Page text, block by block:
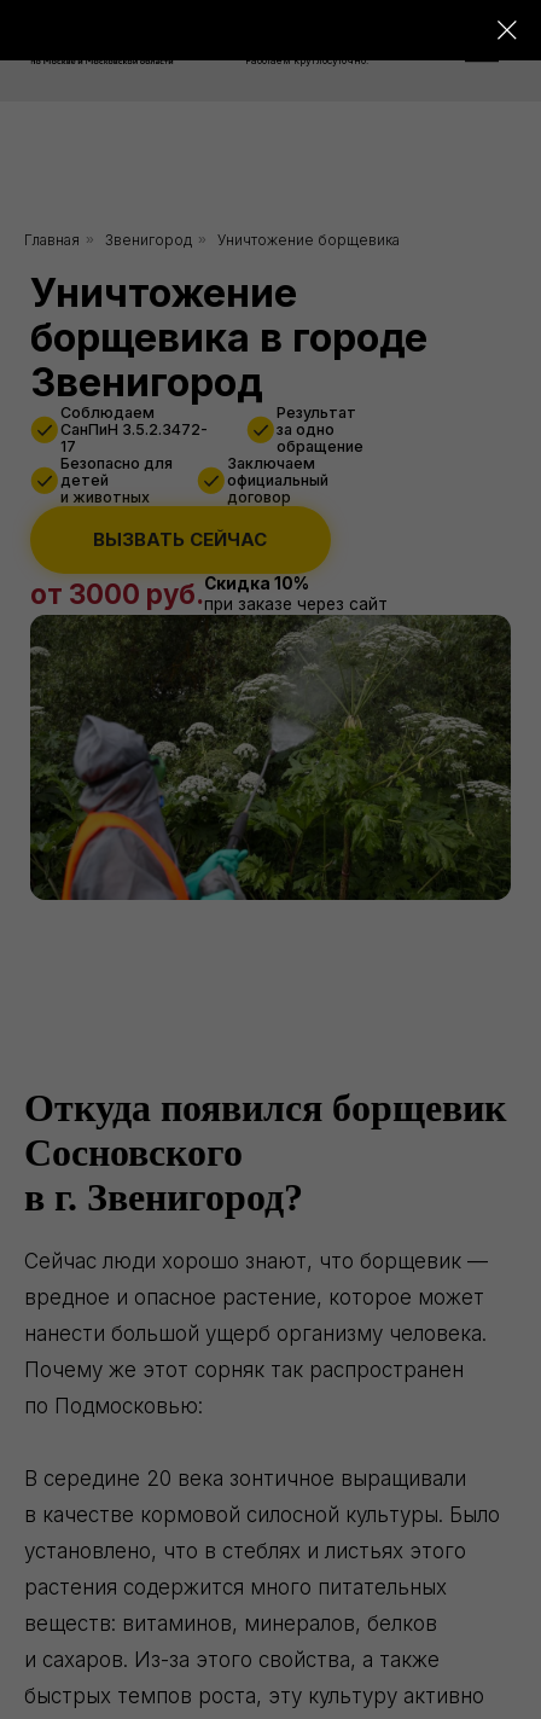
Главная » Звенигород » Уничтожение борщевика
Уничтожение
борщевика в городе
Звенигород
Соблюдаем
СанПиН 3.5.2.3472-
Результат
за одно
Безопасно для
детей
и животных
Заключаем
официальный
договор
ВЫЗВАТЬ СЕЙЧАС
от 3000 руб.Скидка 10%
при заказе через сайт
Откуда появился борщевик
Сосновского
в г. Звенигород?
Сейчас люди хорошо знают, что борщевик —
вредное и опасное растение, которое может
нанести большой ущерб организму человека.
Почему же этот сорняк так распространен
по Подмосковью:
В середине 20 века зонтичное выращивали
в качестве кормовой силосной культуры. Было
установлено, что в стеблях и листьях этого
растения содержится много питательных
веществ: витаминов, минералов, белков
и сахаров. Из-за этого свойства, а также
быстрых темпов роста, эту культуру активно